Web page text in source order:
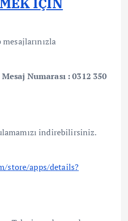
mesajlarınızla
Numarası : 0312 350
indirebilirsiniz.
store/apps/details?